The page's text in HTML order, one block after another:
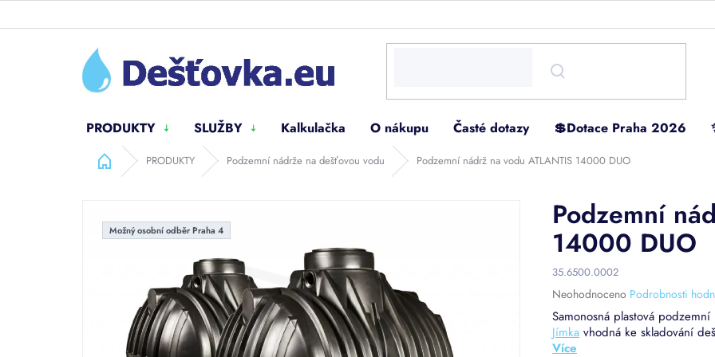
PRODUKTY SLUŽBY Kalkulačka O nákupu Časté dotazy 💲Dotace Praha 2026
Domů PRODUKTY Podzemní nádrže na dešťovou vodu Podzemní nádrž na vodu ATLANTIS 14000 DUO
Možný osobní odběr Praha 4
Samonosná plastová
Jímka vhodná ke skladování
Podzemní
14000 DUO
35.6500.0002
Průměrné
hodnocení
produktu
je
0,0
Neohodnoceno Podrobnosti